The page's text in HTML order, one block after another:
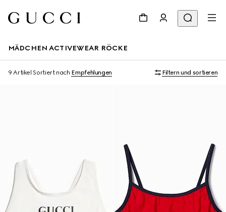
MÄDCHEN ACTIVEWEAR RÖCKE
9 Artikel Sortiert nach Empfehlungen Filtern und sortieren